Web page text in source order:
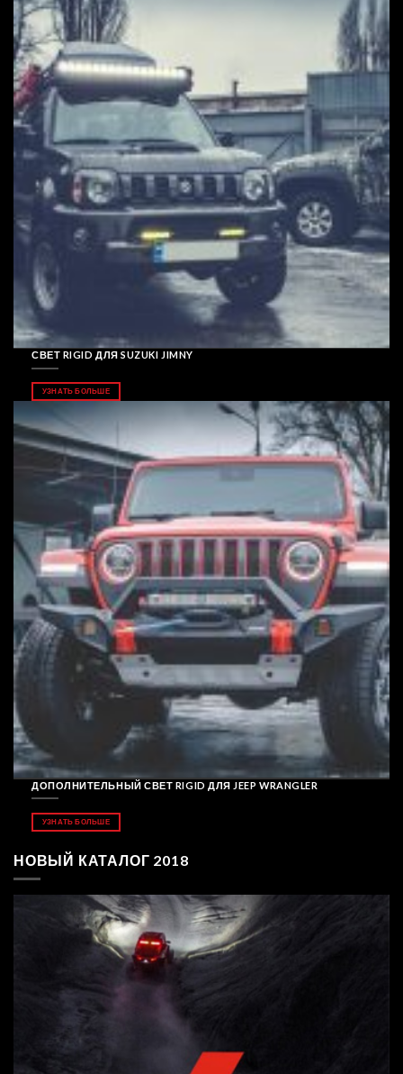
СВЕТ RIGID ДЛЯ SUZUKI JIMNY
УЗНАТЬ БОЛЬШЕ
ДОПОЛНИТЕЛЬНЫЙ СВЕТ RIGID ДЛЯ JEEP WRANGLER
УЗНАТЬ БОЛЬШЕ
НОВЫЙ КАТАЛОГ 2018